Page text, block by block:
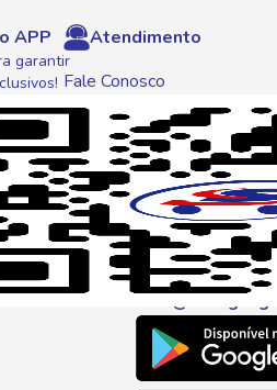
Atendimento
Fale Conosco
WhatsApp
Telefone
0800 016 6680
E-mail
APP
garantir